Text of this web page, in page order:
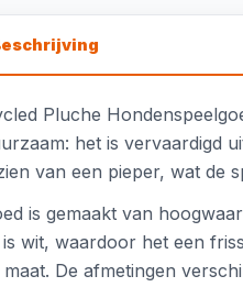
Pluche
het is vervaardigd
van een pieper, wat de
is gemaakt van
wit, waardoor het een
De afmetingen